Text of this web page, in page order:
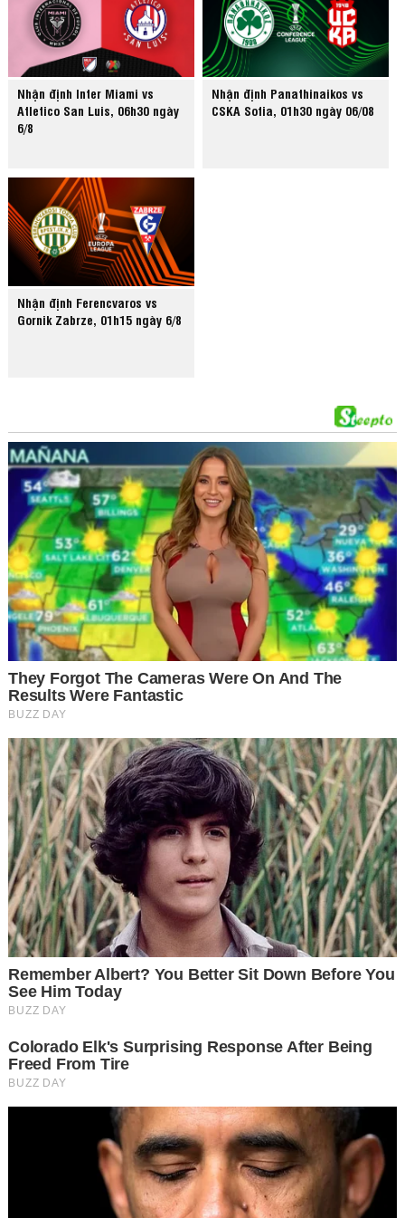
Nhận định Inter Miami vs
Atletico San Luis, 06h30 ngày
6/8
Nhận định Panathinaikos vs
CSKA Sofia, 01h30 ngày 06/08
Nhận định Ferencvaros vs
Gornik Zabrze, 01h15 ngày 6/8